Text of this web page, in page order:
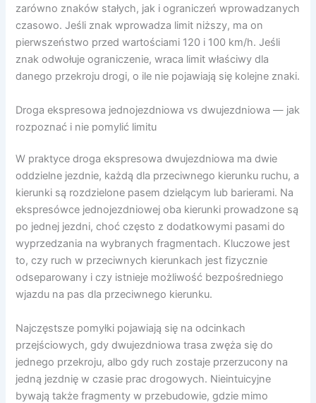
zarówno znaków stałych, jak i ograniczeń wprowadzanych
czasowo. Jeśli znak wprowadza limit niższy, ma on
pierwszeństwo przed wartościami 120 i 100 km/h. Jeśli
znak odwołuje ograniczenie, wraca limit właściwy dla
danego przekroju drogi, o ile nie pojawiają się kolejne znaki.
Droga ekspresowa jednojezdniowa vs dwujezdniowa — jak
rozpoznać i nie pomylić limitu
W praktyce droga ekspresowa dwujezdniowa ma dwie
oddzielne jezdnie, każdą dla przeciwnego kierunku ruchu, a
kierunki są rozdzielone pasem dzielącym lub barierami. Na
ekspresówce jednojezdniowej oba kierunki prowadzone są
po jednej jezdni, choć często z dodatkowymi pasami do
wyprzedzania na wybranych fragmentach. Kluczowe jest
to, czy ruch w przeciwnych kierunkach jest fizycznie
odseparowany i czy istnieje możliwość bezpośredniego
wjazdu na pas dla przeciwnego kierunku.
Najczęstsze pomyłki pojawiają się na odcinkach
przejściowych, gdy dwujezdniowa trasa zwęża się do
jednego przekroju, albo gdy ruch zostaje przerzucony na
jedną jezdnię w czasie prac drogowych. Nieintuicyjne
bywają także fragmenty w przebudowie, gdzie mimo